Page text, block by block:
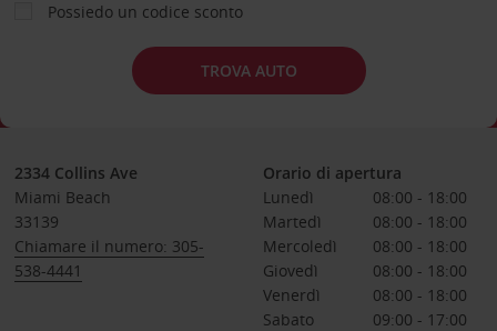
Possiedo un codice sconto
TROVA AUTO
2334 Collins Ave
Miami Beach
33139
Chiamare il numero: 305-
538-4441
Orario di apertura
Lunedì
08:00 - 18:00
Martedì
08:00 - 18:00
Mercoledì
08:00 - 18:00
Giovedì
08:00 - 18:00
Venerdì
08:00 - 18:00
Sabato
09:00 - 17:00